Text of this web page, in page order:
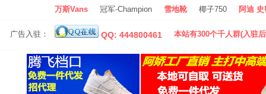
万斯Vans 冠军-Champion 雪地靴 椰子750 阿迪
广告入驻： QQ: 444800461 本站有300个千人群(入驻